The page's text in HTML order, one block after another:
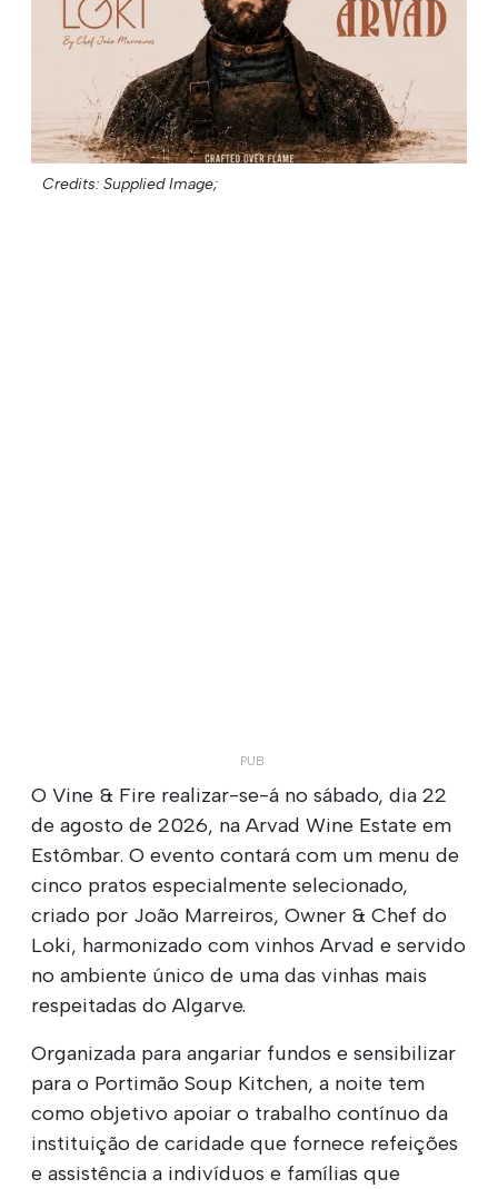
Credits: Supplied Image;
O Vine & Fire realizar-se-á no sábado, dia 22
de agosto de 2026, na Arvad Wine Estate em
Estômbar. O evento contará com um menu de
cinco pratos especialmente selecionado,
criado por João Marreiros, Owner & Chef do
Loki, harmonizado com vinhos Arvad e servido
no ambiente único de uma das vinhas mais
respeitadas do Algarve.
Organizada para angariar fundos e sensibilizar
para o Portimão Soup Kitchen, a noite tem
como objetivo apoiar o trabalho contínuo da
instituição de caridade que fornece refeições
e assistência a indivíduos e famílias que